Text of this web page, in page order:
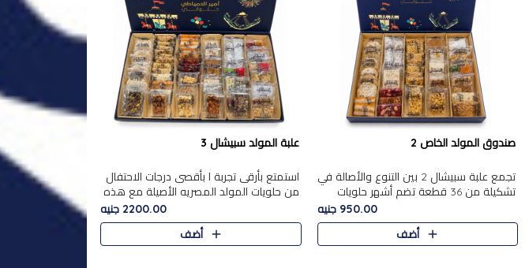
صندوق المولد الخاص 2
تجمع علبة سبيشال 2 بين التنوع والأصالة في
تشكيلة من 36 قطعة تضم أشهر حلويات
المولد الشرقية. تحتوي العلبة على الجزرية
بالفول، والجزرية بالبن..
950.00 جنيه
أضف
علبة المولد سبيشال 3
استمتع بأرقى تجربة ا بأقصى درجات الاحتفال
من حلويات المولد المصريه الأصيلة مع هذه
الفخامة مع علبة سبيشال 3 التي تضم 56
قطعة من تشكيلة استثن..
2200.00 جنيه
أضف